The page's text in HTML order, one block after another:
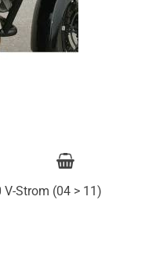
Strom (04 > 11)